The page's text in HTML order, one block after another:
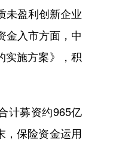
未盈利创新企业
金入市方面，中
实施方案》，积
计募资约965亿
，保险资金运用